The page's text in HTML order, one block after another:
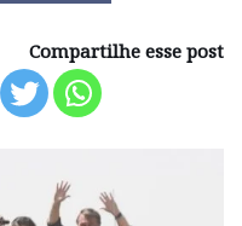
Compartilhe esse post